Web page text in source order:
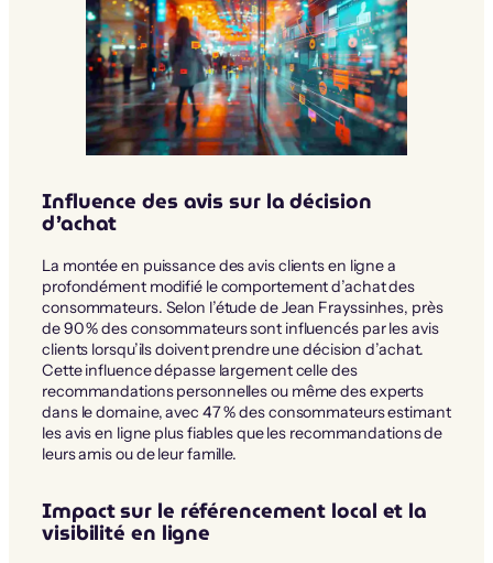
Influence des avis sur la décision
d’achat
La montée en puissance des avis clients en ligne a
profondément modifié le comportement d’achat des
consommateurs. Selon l’étude de Jean Frayssinhes, près
de 90 % des consommateurs sont influencés par les avis
clients lorsqu’ils doivent prendre une décision d’achat.
Cette influence dépasse largement celle des
recommandations personnelles ou même des experts
dans le domaine, avec 47 % des consommateurs estimant
les avis en ligne plus fiables que les recommandations de
leurs amis ou de leur famille.
Impact sur le référencement local et la
visibilité en ligne